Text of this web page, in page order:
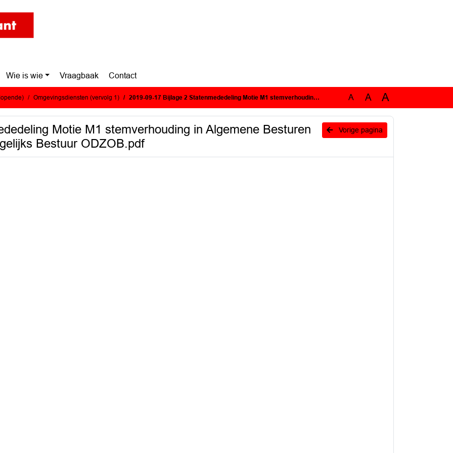
Wie is wie Vraagbaak Contact
Omgevingsdiensten (vervolg 1) 2019-09-17 Bijlage 2 Statenmededeling Motie M1 stemverhouding in Algemene Besturen omgevingsdiensten - Bried Dagelijks Bestuur ODZOB.pdf A A A
Vorige pagina
Motie M1 stemverhouding in Algemene Besturen
Bestuur ODZOB.pdf